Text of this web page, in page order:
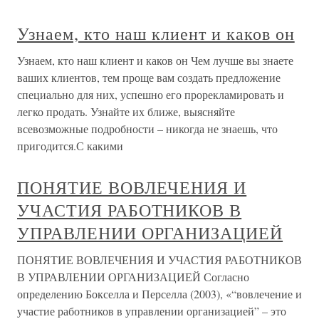
Узнаем, кто наш клиент и каков он
Узнаем, кто наш клиент и каков он Чем лучше вы знаете
ваших клиентов, тем проще вам создать предложение
специально для них, успешно его прорекламировать и
легко продать. Узнайте их ближе, выясняйте
всевозможные подробности – никогда не знаешь, что
пригодится.С какими
ПОНЯТИЕ ВОВЛЕЧЕНИЯ И
УЧАСТИЯ РАБОТНИКОВ В
УПРАВЛЕНИИ ОРГАНИЗАЦИЕЙ
ПОНЯТИЕ ВОВЛЕЧЕНИЯ И УЧАСТИЯ РАБОТНИКОВ
В УПРАВЛЕНИИ ОРГАНИЗАЦИЕЙ Согласно
определению Бокселла и Перселла (2003), «“вовлечение и
участие работников в управлении организацией” – это